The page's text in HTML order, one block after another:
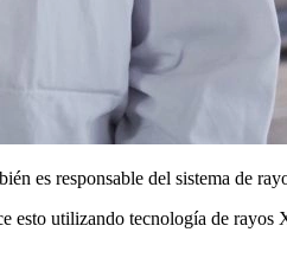
es responsable del sistema de
utilizando tecnología de rayos